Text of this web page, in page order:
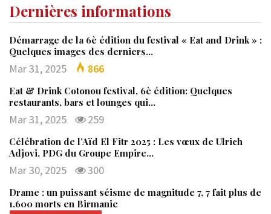
Dernières informations
Démarrage de la 6è édition du festival « Eat and Drink » :
Quelques images des derniers…
Mar 31, 2025 866
Eat & Drink Cotonou festival, 6è édition: Quelques
restaurants, bars et lounges qui…
Mar 31, 2025 259
Célébration de l’Aïd El Fitr 2025 : Les vœux de Ulrich
Adjovi, PDG du Groupe Empire…
Mar 30, 2025 300
Drame : un puissant séisme de magnitude 7, 7 fait plus de
1.600 morts en Birmanie